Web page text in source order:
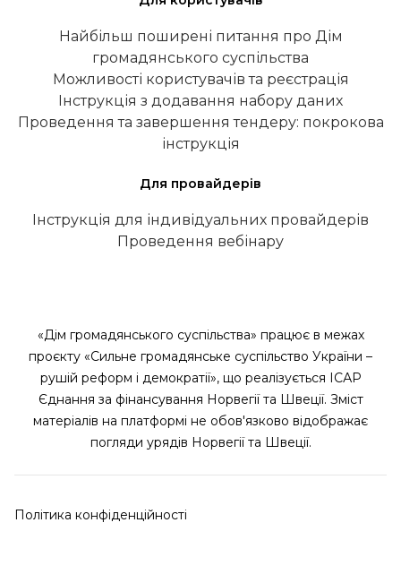
Найбільш поширені питання про Дім
громадянського суспільства
Можливості користувачів та реєстрація
Інструкція з додавання набору даних
Проведення та завершення тендеру: покрокова
інструкція
Для провайдерів
Інструкція для індивідуальних провайдерів
Проведення вебінару
«Дім громадянського суспільства» працює в межах
проєкту «Сильне громадянське суспільство України –
рушій реформ і демократії», що реалізується ІСАР
Єднання за фінансування Норвегії та Швеції. Зміст
матеріалів на платформі не обов'язково відображає
погляди урядів Норвегії та Швеції.
Політика конфіденційності